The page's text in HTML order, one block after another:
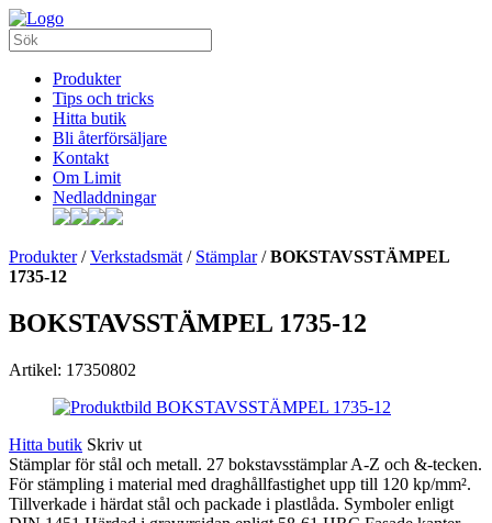
Produkter
Tips och tricks
Hitta butik
Bli återförsäljare
Kontakt
Om Limit
Nedladdningar
Produkter/Verkstadsmät / Stämplar/BOKSTAVSSTÄMPEL
1735-12
BOKSTAVSSTÄMPEL 1735-12
Artikel: 17350802
Hitta butik Skriv ut
Stämplar för stål och metall. 27 bokstavsstämplar A-Z och &-tecken.
För stämpling i material med draghållfastighet upp till 120 kp/mm².
Tillverkade i härdat stål och packade i plastlåda. Symboler enligt